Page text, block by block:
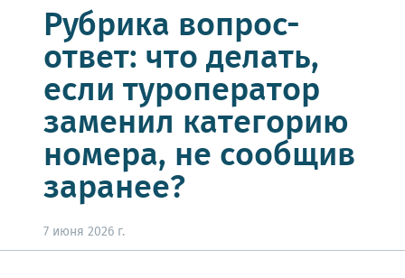
Рубрика вопрос-
ответ: что делать,
если туроператор
заменил категорию
номера, не сообщив
заранее?
7 июня 2026 г.